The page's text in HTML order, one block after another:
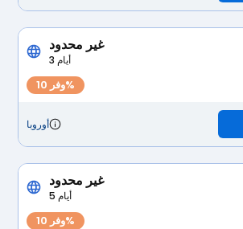
غير محدود
3 أيام
وفر 10%
أوروبا
غير محدود
5 أيام
وفر 10%